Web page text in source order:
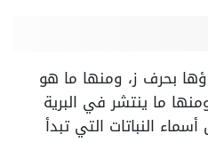
بحرف ز، ومنها ما هو
ما ينتشر في البرية
النباتات التي تبدأ